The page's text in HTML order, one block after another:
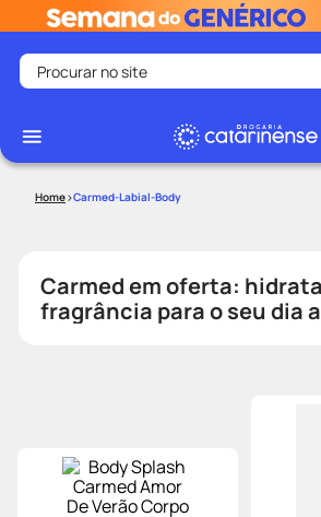
Procurar no site
1
5º
shampoo
6º
tadalafila
protetor solar
Carmed-Labial-Body
Carmed em oferta:
fragrância para o seu dia